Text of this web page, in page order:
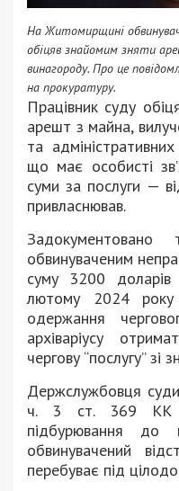
На Житомирщині
обіцяв знайомим зняти
винагороду. Про це
на прокуратуру.
Працівник суду
арешт з майна,
та
що має особисті
суми за послуги —
привласнював.
обвинуваченим
суму 3200
лютому 2024
одержання
архіваріусу
чергову “послугу”
Держслужбовця
ч. 3 ст. 369 КК
підбурювання до
обвинувачений
перебуває під